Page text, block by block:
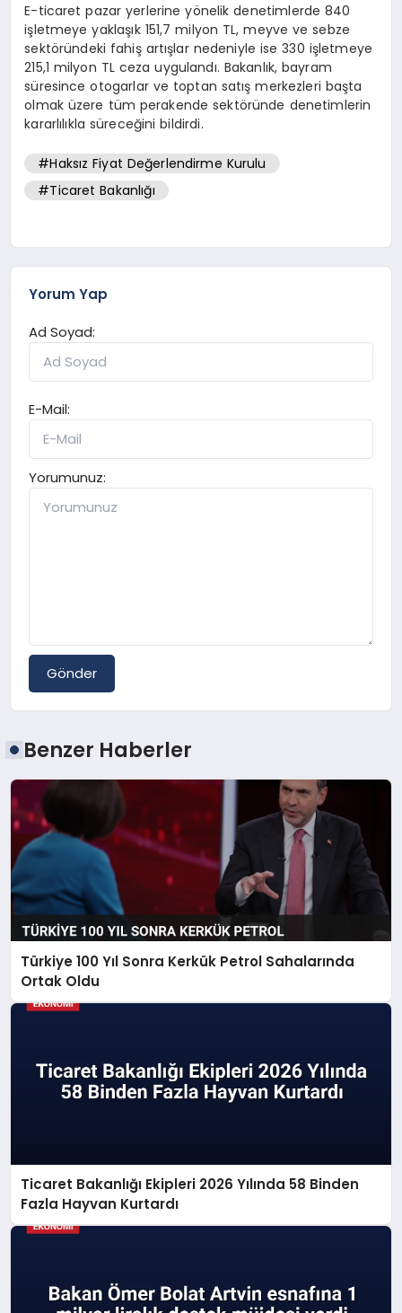
E-ticaret pazar yerlerine yönelik denetimlerde 840
işletmeye yaklaşık 151,7 milyon TL, meyve ve sebze
sektöründeki fahiş artışlar nedeniyle ise 330 işletmeye
215,1 milyon TL ceza uygulandı. Bakanlık, bayram
süresince otogarlar ve toptan satış merkezleri başta
olmak üzere tüm perakende sektöründe denetimlerin
kararlılıkla süreceğini bildirdi.
#Haksız Fiyat Değerlendirme Kurulu
#Ticaret Bakanlığı
Yorum Yap
Ad Soyad:
E-Mail:
Yorumunuz:
Gönder
Benzer Haberler
Türkiye 100 Yıl Sonra Kerkük Petrol Sahalarında
Ortak Oldu
Ticaret Bakanlığı Ekipleri 2026 Yılında 58 Binden
Fazla Hayvan Kurtardı